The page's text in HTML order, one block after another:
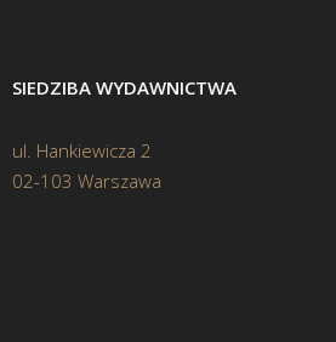
SIEDZIBA WYDAWNICTWA
ul. Hankiewicza 2
02-103 Warszawa